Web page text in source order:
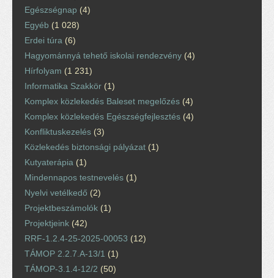
Egészségnap (4)
Egyéb (1 028)
Erdei túra (6)
Hagyománnyá tehető iskolai rendezvény (4)
Hírfolyam (1 231)
Informatika Szakkör (1)
Komplex közlekedés Baleset megelőzés (4)
Komplex közlekedés Egészségfejlesztés (4)
Konfliktuskezelés (3)
Közlekedés biztonsági pályázat (1)
Kutyaterápia (1)
Mindennapos testnevelés (1)
Nyelvi vetélkedő (2)
Projektbeszámolók (1)
Projektjeink (42)
RRF-1.2.4-25-2025-00053 (12)
TÁMOP 2.2.7.A-13/1 (1)
TÁMOP-3.1.4-12/2 (50)